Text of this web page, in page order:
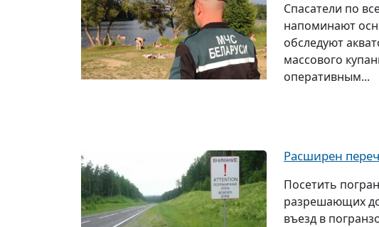
Спасатели по
напоминают
обследуют
массового
оперативным...
Расширен
Посетить
разрешающих
въезд в